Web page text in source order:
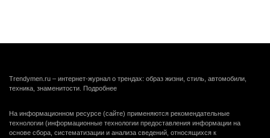
Trendymen.ru – интернет-журнал о трендах: образ жизни, стиль, автомобили,
техника, знаменитости. Подробнее
На информационном ресурсе (сайте) применяются рекомендательные
технологии (информационные технологии предоставления информации на
основе сбора, систематизации и анализа сведений, относящихся к